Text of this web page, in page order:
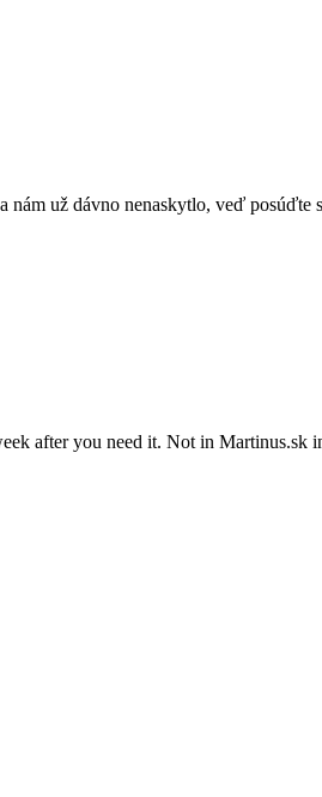
už dávno nenaskytlo, veď posúďte
after you need it. Not in